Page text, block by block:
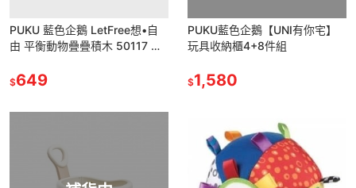
PUKU 藍色企鵝 LetFree想•自
由 平衡動物疊疊積木 50117 積
$649
PUKU藍色企鵝【UNI有你宅】
玩具收納櫃4+8件組
$1,580